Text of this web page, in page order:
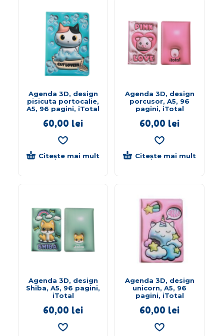
Agenda 3D, design
pisicuta portocalie,
A5, 96 pagini, iTotal
60,00 lei
Citește mai mult
Agenda 3D, design
porcusor, A5, 96
pagini, iTotal
60,00 lei
Citește mai mult
Agenda 3D, design
Shiba, A5, 96 pagini,
iTotal
60,00 lei
Agenda 3D, design
unicorn, A5, 96
pagini, iTotal
60,00 lei